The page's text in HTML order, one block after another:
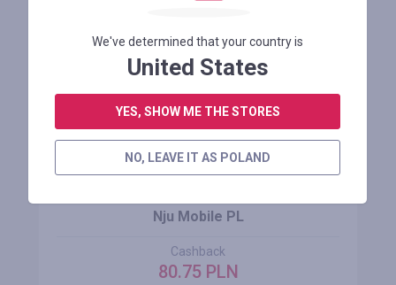
Nju Mobile PL
Cashback
80.75 PLN
We've determined that your country is
United States
YES, SHOW ME THE STORES
NO, LEAVE IT AS POLAND